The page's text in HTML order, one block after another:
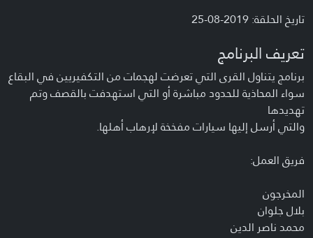
تاريخ الحلقة: 2019-08-25
تعريف البرنامج
برنامج يتناول القرى التي تعرضت لهجمات من التكفيريين في البقاع
سواء المحاذية للحدود مباشرة أو التي استهدفت بالقصف وتم
تهديدها
والتي أرسل إليها سيارات مفخخة لإرهاب أهلها.
فريق العمل:
المخرجون
بلال جلوان
محمد ناصر الدين